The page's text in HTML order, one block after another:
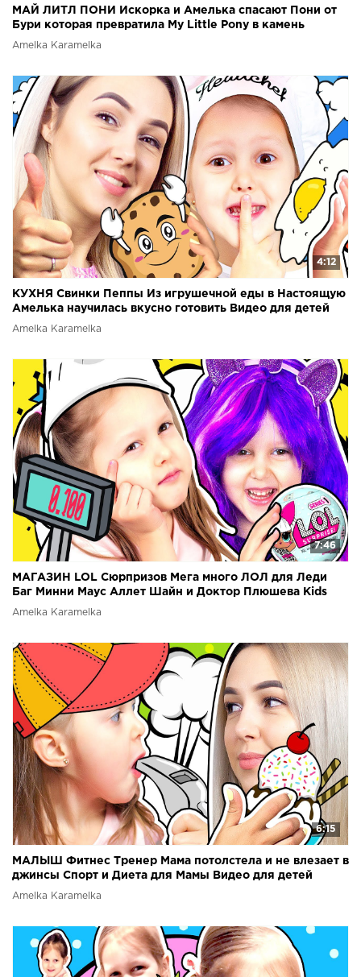
МАЙ ЛИТЛ ПОНИ Искорка и Амелька спасают Пони от
Бури которая превратила My Little Pony в камень
Amelka Karamelka
4:12
КУХНЯ Свинки Пеппы Из игрушечной еды в Настоящую
Амелька научилась вкусно готовить Видео для детей
Amelka Karamelka
7:46
МАГАЗИН LOL Сюрпризов Мега много ЛОЛ для Леди
Баг Минни Маус Аллет Шайн и Доктор Плюшева Kids
Video
Amelka Karamelka
6:15
МАЛЫШ Фитнес Тренер Мама потолстела и не влезает в
джинсы Спорт и Диета для Мамы Видео для детей
Amelka Karamelka